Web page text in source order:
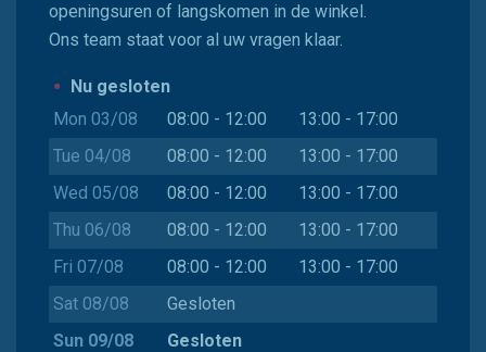
openingsuren of langskomen in de winkel.
Ons team staat voor al uw vragen klaar.
Nu gesloten
Mon 03/08
08:00 - 12:00
13:00 - 17:00
Tue 04/08
08:00 - 12:00
13:00 - 17:00
Wed 05/08
08:00 - 12:00
13:00 - 17:00
Thu 06/08
08:00 - 12:00
13:00 - 17:00
Fri 07/08
08:00 - 12:00
13:00 - 17:00
Sat 08/08
Gesloten
Sun 09/08
Gesloten